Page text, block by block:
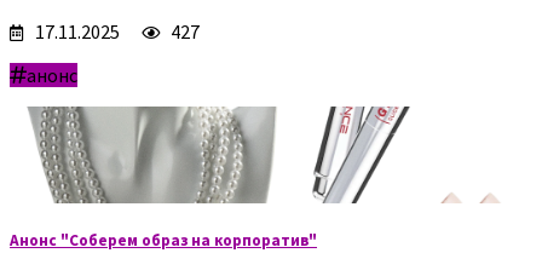
17.11.2025
427
анонс
Анонс "Соберем образ на корпоратив"